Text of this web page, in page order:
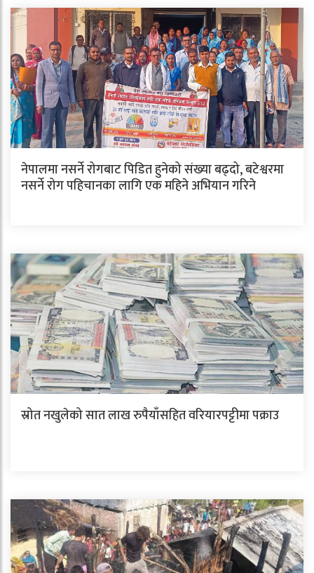
नेपालमा नसर्ने रोगबाट पिडित हुनेको संख्या बढ्दो, बटेश्वरमा
नसर्ने रोग पहिचानका लागि एक महिने अभियान गरिने
स्रोत नखुलेको सात लाख रुपैयाँसहित वरियारपट्टीमा पक्राउ